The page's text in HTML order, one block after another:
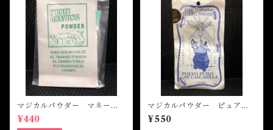
マジカルパウダー マネード
ローイング Magical Powde
r MONEY DRAWING
¥440
マジカルパウダー ピュアエ
エッグシェル Magical Pod
er PURE EGGSHELL
¥550